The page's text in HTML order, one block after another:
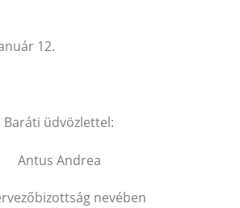
12.
Baráti üdvözlettel:
Antus Andrea
nevében